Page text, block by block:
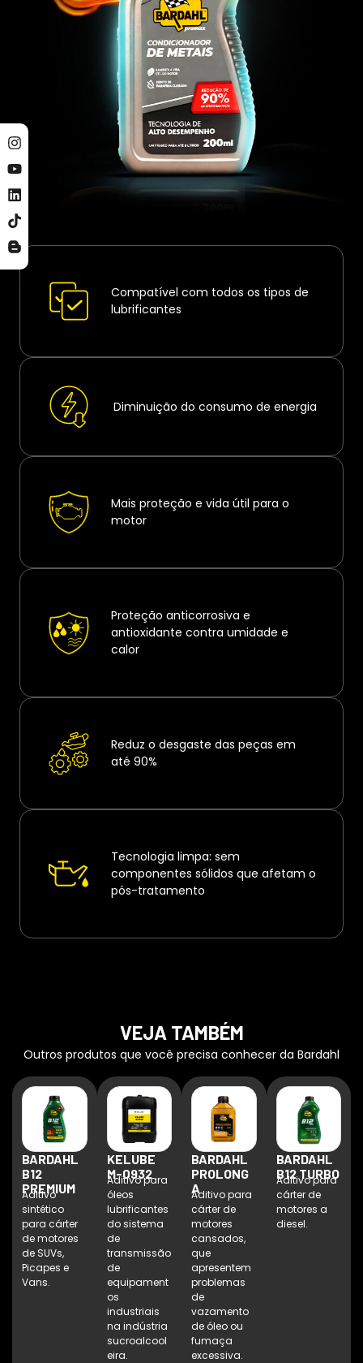
Compatível com todos os tipos de
lubrificantes
Diminuição do consumo de energia
Mais proteção e vida útil para o
motor
Proteção anticorrosiva e
antioxidante contra umidade e
calor
Reduz o desgaste das peças em
até 90%
Tecnologia limpa: sem
componentes sólidos que afetam o
pós-tratamento
VEJA TAMBÉM
Outros produtos que você precisa conhecer da Bardahl
BARDAHL
B12
PREMIUM
Aditivo
sintético
para cárter
de motores
de SUVs,
Picapes e
Vans.
KELUBE
M-0932
Aditivo para
óleos
lubrificantes
do sistema
de
transmissão
de
equipament
os
industriais
na indústria
sucroalcool
eira.
BARDAHL
PROLONG
A
Aditivo para
cárter de
motores
cansados,
que
apresentem
problemas
de
vazamento
de óleo ou
fumaça
excessiva.
BARDAHL
B12 TURBO
Aditivo para
cárter de
motores a
diesel.